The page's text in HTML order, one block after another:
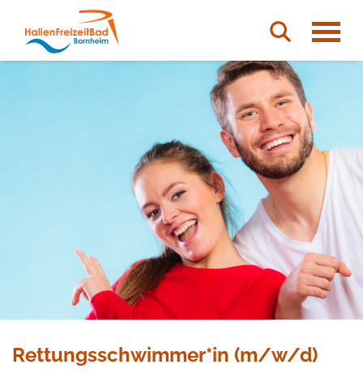
Springen Sie direkt zu:
Hauptmenü
HallenFreizeitBad
Zur Suche
Rettungsschwimmer*in (m/w/d)